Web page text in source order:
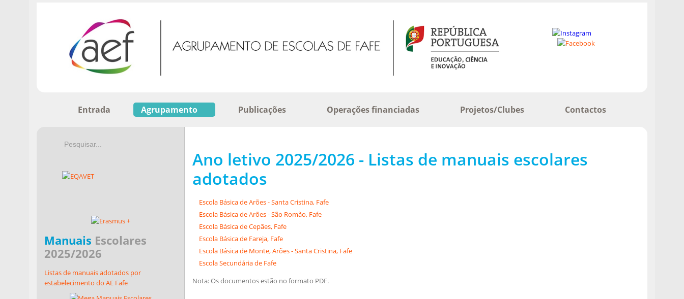
Entrada Agrupamento Publicações Operações financiadas Projetos/Clubes Contactos
Manuais Escolares
2025/2026
Listas de manuais adotados por
estabelecimento do AE Fafe
Ano letivo 2025/2026 - Listas de manuais escolares
adotados
Escola Básica de Arões - Santa Cristina, Fafe
Escola Básica de Arões - São Romão, Fafe
Escola Básica de Cepães, Fafe
Escola Básica de Fareja, Fafe
Escola Básica de Monte, Arões - Santa Cristina, Fafe
Escola Secundária de Fafe
Nota: Os documentos estão no formato PDF.